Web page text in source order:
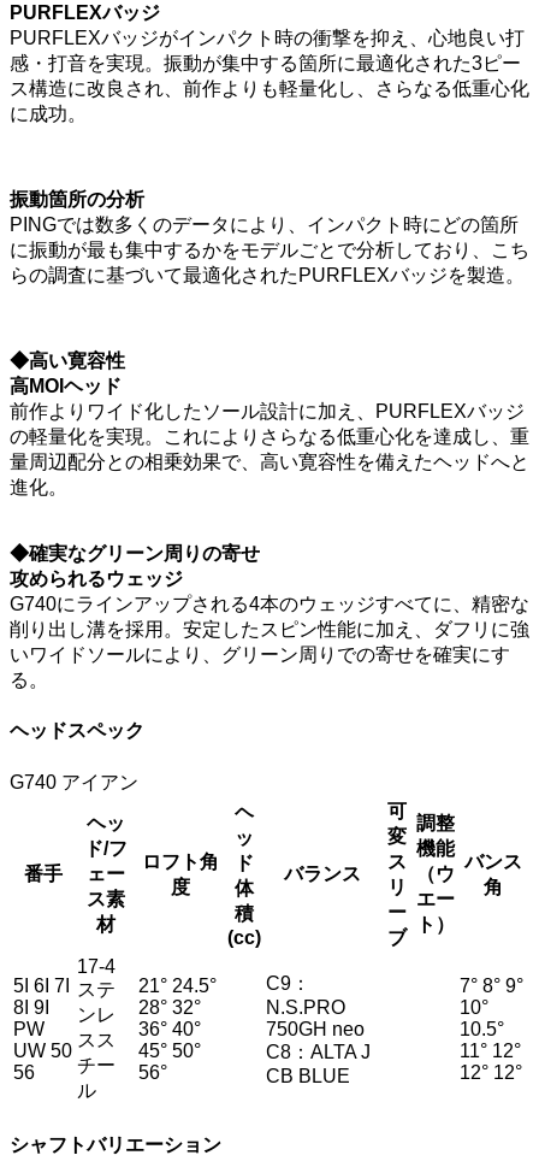
PURFLEXバッジ
PURFLEXバッジがインパクト時の衝撃を抑え、心地良い打
感・打音を実現。振動が集中する箇所に最適化された3ピー
ス構造に改良され、前作よりも軽量化し、さらなる低重心化
に成功。
振動箇所の分析
PINGでは数多くのデータにより、インパクト時にどの箇所
に振動が最も集中するかをモデルごとで分析しており、こち
らの調査に基づいて最適化されたPURFLEXバッジを製造。
◆高い寛容性
高MOIヘッド
前作よりワイド化したソール設計に加え、PURFLEXバッジ
の軽量化を実現。これによりさらなる低重心化を達成し、重
量周辺配分との相乗効果で、高い寛容性を備えたヘッドへと
進化。
◆確実なグリーン周りの寄せ
攻められるウェッジ
G740にラインアップされる4本のウェッジすべてに、精密な
削り出し溝を採用。安定したスピン性能に加え、ダフリに強
いワイドソールにより、グリーン周りでの寄せを確実にす
る。
ヘッドスペック
G740 アイアン
番手
ヘッ
ド/フ
ェー
ス素
材
ロフト角
度
ヘ
ッ
ド
体
積
(cc)
バランス
可
変
ス
リ
ー
ブ
調整
機能
（ウ
エー
ト）
バンス
角
5I 6I 7I
8I 9I
PW
UW 50
56
17-4
ステ
ンレ
スス
チー
ル
21° 24.5°
28° 32°
36° 40°
45° 50°
56°
C9：
N.S.PRO
750GH neo
C8：ALTA J
CB BLUE
7° 8° 9°
10°
10.5°
11° 12°
12° 12°
シャフトバリエーション